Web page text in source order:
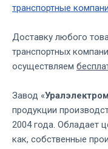
транспортные
Доставку любого
транспортных
осуществляем
Завод «
продукции
2004 года. Обладает
как, собственные